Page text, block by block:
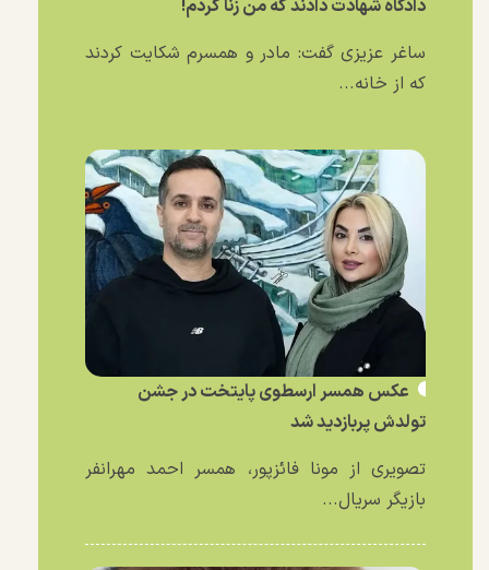
دادگاه شهادت دادند که من زنا کردم!
ساغر عزیزی گفت: مادر و همسرم شکایت کردند
که از خانه...
عکس همسر ارسطوی پایتخت در جشن
تولدش پربازدید شد
تصویری از مونا فائزپور، همسر احمد مهرانفر
بازیگر سریال...